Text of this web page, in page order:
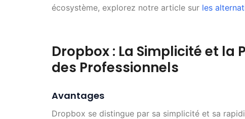
écosystème, explorez notre article sur les
Dropbox : La Simplicité et la
des Professionnels
Avantages
Dropbox se distingue par sa simplicité et sa